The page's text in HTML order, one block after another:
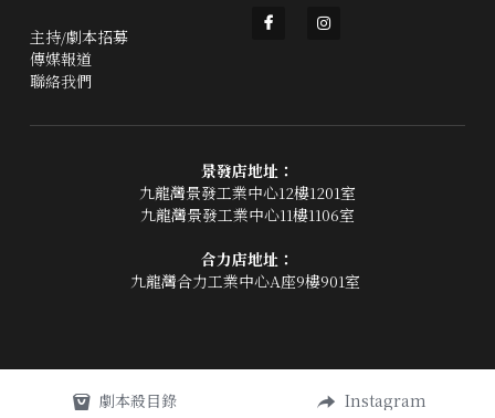
主持/劇本招募
傳媒報道
聯絡我們
景發店地址：
九龍灣景發工業中心12樓1201室
九龍灣景發工業中心11樓1106室
合力店地址：
九龍灣合力工業中心A座9樓901室
劇本殺目錄 Instagram